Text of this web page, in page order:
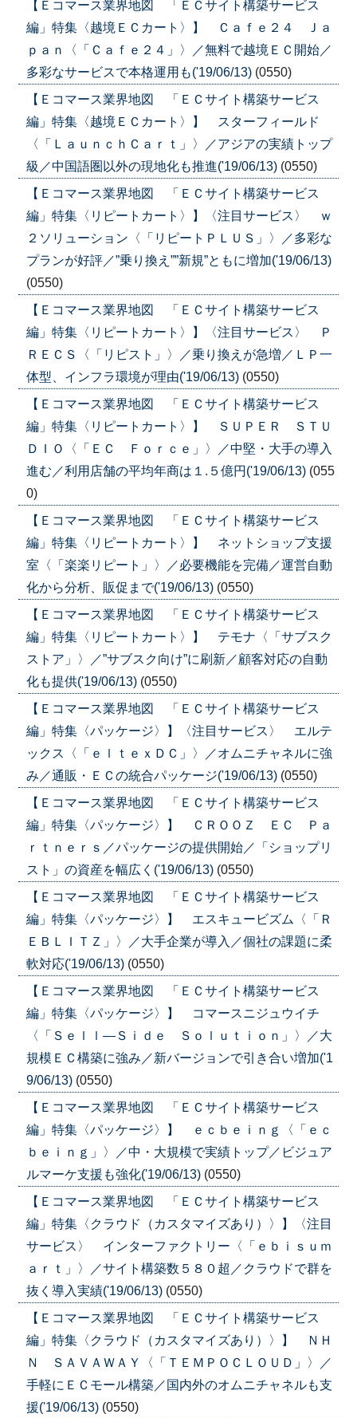
【Ｅコマース業界地図 「ＥＣサイト構築サービス
編」特集〈越境ＥＣカート〉】 Ｃａｆｅ２４ Ｊａ
ｐａｎ〈「Ｃａｆｅ２４」〉／無料で越境ＥＣ開始／
多彩なサービスで本格運用も('19/06/13) (0550)
【Ｅコマース業界地図 「ＥＣサイト構築サービス
編」特集〈越境ＥＣカート〉】 スターフィールド
〈「ＬａｕｎｃｈＣａｒｔ」〉／アジアの実績トップ
級／中国語圏以外の現地化も推進('19/06/13) (0550)
【Ｅコマース業界地図 「ＥＣサイト構築サービス
編」特集〈リピートカート〉】〈注目サービス〉 ｗ
２ソリューション〈「リピートＰＬＵＳ」〉／多彩な
プランが好評／”乗り換え””新規”ともに増加('19/06/13)
(0550)
【Ｅコマース業界地図 「ＥＣサイト構築サービス
編」特集〈リピートカート〉】〈注目サービス〉 Ｐ
ＲＥＣＳ〈「リピスト」〉／乗り換えが急増／ＬＰ一
体型、インフラ環境が理由('19/06/13) (0550)
【Ｅコマース業界地図 「ＥＣサイト構築サービス
編」特集〈リピートカート〉】 ＳＵＰＥＲ ＳＴＵ
ＤＩＯ〈「ＥＣ Ｆｏｒｃｅ」〉／中堅・大手の導入
進む／利用店舗の平均年商は１.５億円('19/06/13) (055
0)
【Ｅコマース業界地図 「ＥＣサイト構築サービス
編」特集〈リピートカート〉】 ネットショップ支援
室〈「楽楽リピート」〉／必要機能を完備／運営自動
化から分析、販促まで('19/06/13) (0550)
【Ｅコマース業界地図 「ＥＣサイト構築サービス
編」特集〈リピートカート〉】 テモナ〈「サブスク
ストア」〉／”サブスク向け”に刷新／顧客対応の自動
化も提供('19/06/13) (0550)
【Ｅコマース業界地図 「ＥＣサイト構築サービス
編」特集〈パッケージ〉】〈注目サービス〉 エルテ
ックス〈「ｅｌｔｅｘＤＣ」〉／オムニチャネルに強
み／通販・ＥＣの統合パッケージ('19/06/13) (0550)
【Ｅコマース業界地図 「ＥＣサイト構築サービス
編」特集〈パッケージ〉】 ＣＲＯＯＺ ＥＣ Ｐａ
ｒｔｎｅｒｓ／パッケージの提供開始／「ショップリ
スト」の資産を幅広く('19/06/13) (0550)
【Ｅコマース業界地図 「ＥＣサイト構築サービス
編」特集〈パッケージ〉】 エスキュービズム〈「Ｒ
ＥＢＬＩＴＺ」〉／大手企業が導入／個社の課題に柔
軟対応('19/06/13) (0550)
【Ｅコマース業界地図 「ＥＣサイト構築サービス
編」特集〈パッケージ〉】 コマースニジュウイチ
〈「Ｓｅｌｌ―Ｓｉｄｅ Ｓｏｌｕｔｉｏｎ」〉／大
規模ＥＣ構築に強み／新バージョンで引き合い増加('1
9/06/13) (0550)
【Ｅコマース業界地図 「ＥＣサイト構築サービス
編」特集〈パッケージ〉】 ｅｃｂｅｉｎｇ〈「ｅｃ
ｂｅｉｎｇ」〉／中・大規模で実績トップ／ビジュア
ルマーケ支援も強化('19/06/13) (0550)
【Ｅコマース業界地図 「ＥＣサイト構築サービス
編」特集〈クラウド（カスタマイズあり）〉】〈注目
サービス〉 インターファクトリー〈「ｅｂｉｓｕｍ
ａｒｔ」〉／サイト構築数５８０超／クラウドで群を
抜く導入実績('19/06/13) (0550)
【Ｅコマース業界地図 「ＥＣサイト構築サービス
編」特集〈クラウド（カスタマイズあり）〉】 ＮＨ
Ｎ ＳＡＶＡＷＡＹ〈「ＴＥＭＰＯＣＬＯＵＤ」〉／
手軽にＥＣモール構築／国内外のオムニチャネルも支
援('19/06/13) (0550)